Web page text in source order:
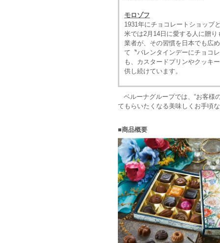
モロゾフ
1931年にチョコレートショップ
米では2月14日に愛する人に贈
業者が、その習慣を日本でも広
て〝バレンタインデーにチョコ
も、カスタードプリンやクッキ
供し続けています。
ベルーナグループでは、“お客様
てもらいたくなる美味しくお手頃
■商品概要